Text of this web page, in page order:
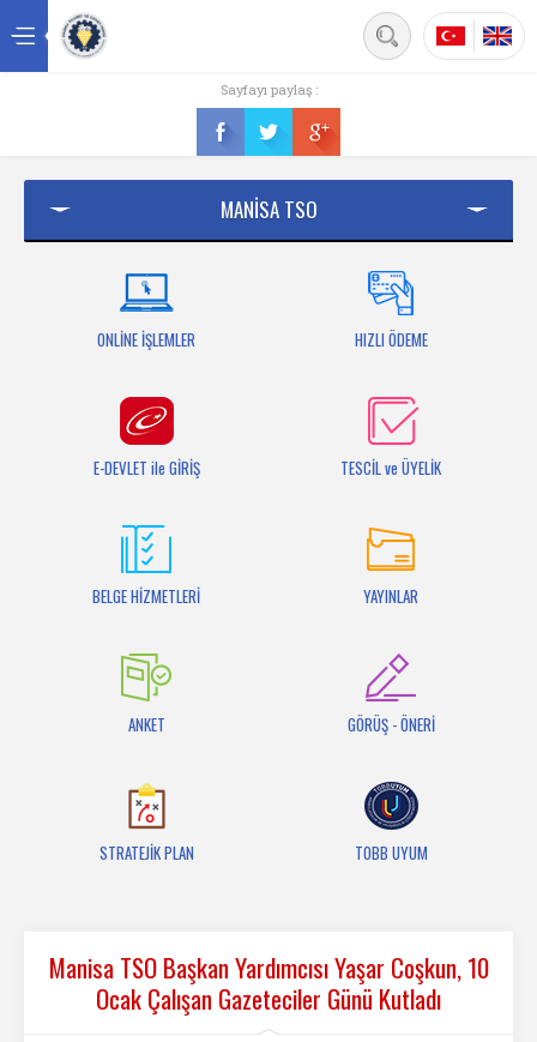
Üyelik
Bilgi Bankası
Sayfayı paylaş :
MANİSA TSO
ONLİNE İŞLEMLER HIZLI ÖDEME
E-DEVLET ile GİRİŞ TESCİL ve ÜYELİK
BELGE HİZMETLERİ YAYINLAR
ANKET GÖRÜŞ - ÖNERİ
STRATEJİK PLAN TOBB UYUM
Manisa TSO Başkan Yardımcısı Yaşar Coşkun, 10
Ocak Çalışan Gazeteciler Günü Kutladı